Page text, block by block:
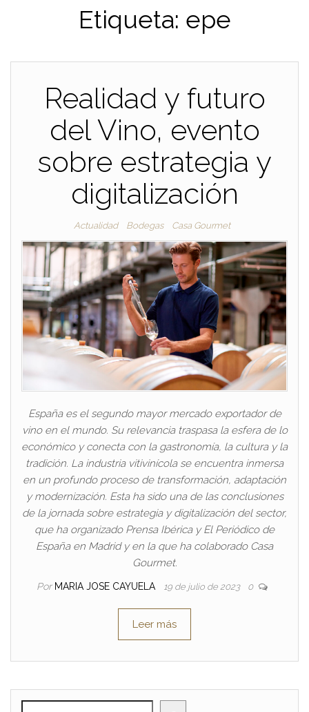
Etiqueta: epe
Realidad y futuro
del Vino, evento
sobre estrategia y
digitalización
Actualidad Bodegas Casa Gourmet
España es el segundo mayor mercado exportador de
vino en el mundo. Su relevancia traspasa la esfera de lo
económico y conecta con la gastronomía, la cultura y la
tradición. La industria vitivinícola se encuentra inmersa
en un profundo proceso de transformación, adaptación
y modernización. Esta ha sido una de las conclusiones
de la jornada sobre estrategia y digitalización del sector,
que ha organizado Prensa Ibérica y El Periódico de
España en Madrid y en la que ha colaborado Casa
Gourmet.
Por MARIA JOSE CAYUELA 19 de julio de 2023 0
Leer más